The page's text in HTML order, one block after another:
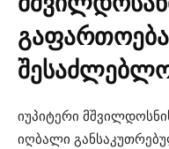
იუპიტერი
იღბალი